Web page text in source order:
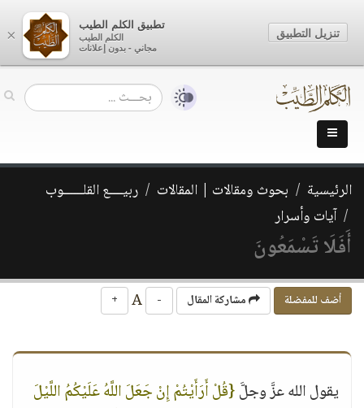
الرئيسية بحوث ومقالات | المقالات
ربيــــع القلــــــوب
آيات وأسرار
أَفَلَا تَسْمَعُونَ
أضف للمفضلة مشاركة المقال -
+
يقول الله عزَّ وجلَّ{قُلْ أَرَأَيْتُمْ إِنْ جَعَلَ اللَّهُ عَلَيْكُمُ اللَّيْلَ
×
تطبيق الكلم الطيب
الكلم الطيب
مجاني - بدون إعلانات
تنزيل التطبيق